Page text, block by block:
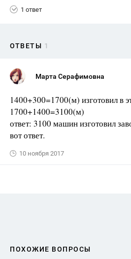
1 ответ
ОТВЕТЫ 1
Марта Серафимовна
1400+300=1700(м) изготовил в
1700+1400=3100(м)
ответ: 3100 машин изготовил
вот ответ.
10 ноября 2017
ПОХОЖИЕ ВОПРОСЫ